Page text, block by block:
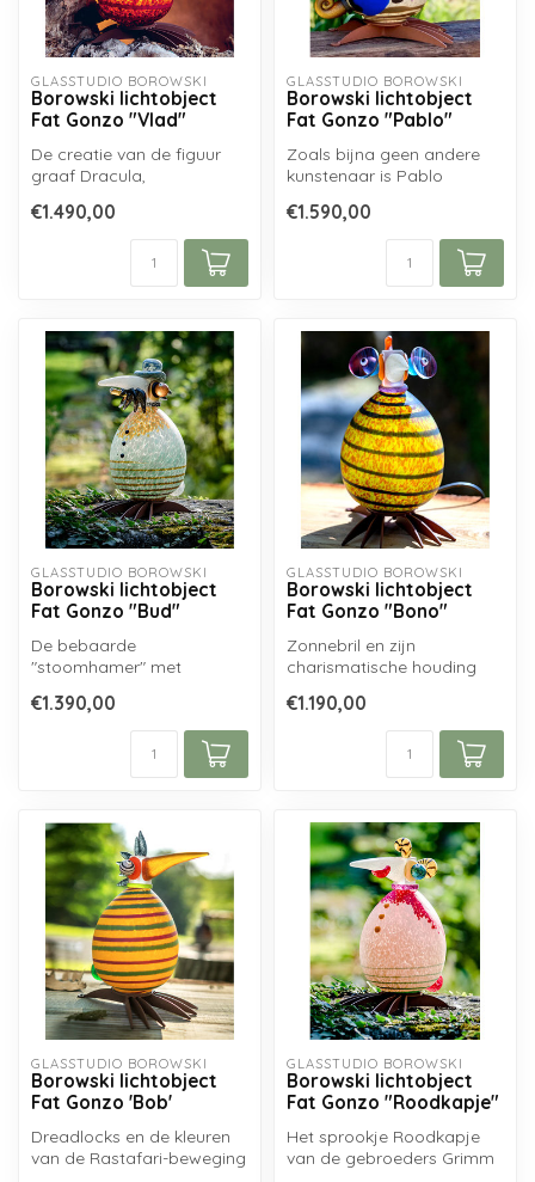
GLASSTUDIO BOROWSKI
Borowski lichtobject
Fat Gonzo "Vlad"
De creatie van de figuur
graaf Dracula,
beroemdste vampier in ...
€1.490,00
GLASSTUDIO BOROWSKI
Borowski lichtobject
Fat Gonzo "Pablo"
Zoals bijna geen andere
kunstenaar is Pablo
van moderne k...
€1.590,00
GLASSTUDIO BOROWSKI
Borowski lichtobject
Fat Gonzo "Bud"
De bebaarde
"stoomhamer" met
legendarisch door tal van
€1.390,00
GLASSTUDIO BOROWSKI
Borowski lichtobject
Fat Gonzo "Bono"
Zonnebril en zijn
charismatische houding
Bono, de frontman...
€1.190,00
GLASSTUDIO BOROWSKI
Borowski lichtobject
Fat Gonzo 'Bob'
Dreadlocks en de kleuren
van de Rastafari-beweging
GLASSTUDIO BOROWSKI
Borowski lichtobject
Fat Gonzo "Roodkapje"
Het sprookje Roodkapje
van de gebroeders Grimm